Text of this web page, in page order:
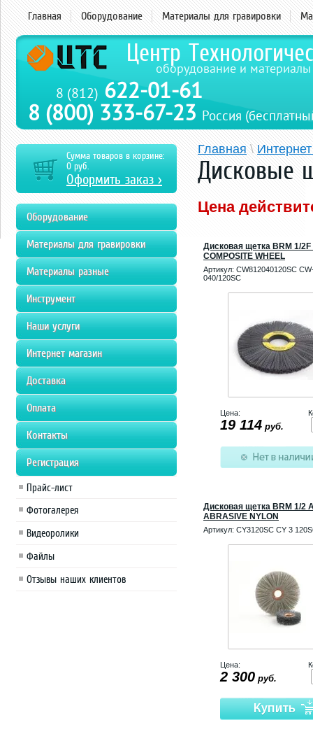
Главная Оборудование Материалы для гравировки
8 (800) 333-67-23 Россия
Центр
оборудование и
8 (812) 622-01-61
Главная\
Дисковые
Цена
Дисковая щетка BRM 1/2F
COMPOSITE WHEEL
Артикул: CW812040120SC
040/120SC
Цена:
19 114 руб.
Дисковая щетка BRM 1/2
ABRASIVE NYLON
Артикул: CY3120SC CY 3
Цена:
2 300 руб.
Сумма товаров в корзине:
0 руб.
Оформить заказ >
Оборудование
Материалы для гравировки
Материалы разные
Инструмент
Наши услуги
Интернет магазин
Доставка
Оплата
Контакты
Регистрация
Прайс-лист
Фотогалерея
Видеоролики
Файлы
Отзывы наших клиентов